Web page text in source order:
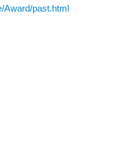
Award/past.html